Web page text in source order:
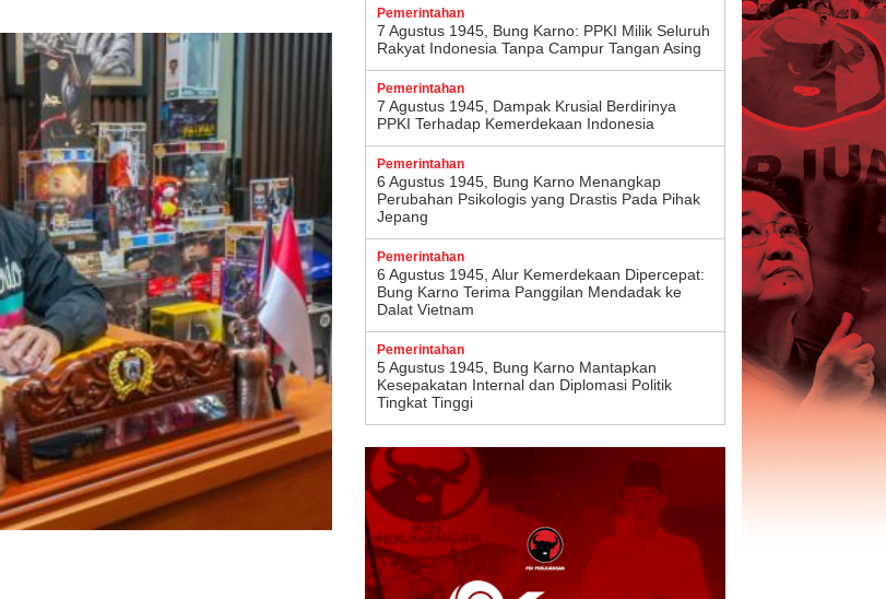
Pemerintahan
7 Agustus 1945, Bung Karno: PPKI Milik Seluruh
Rakyat Indonesia Tanpa Campur Tangan Asing
Pemerintahan
7 Agustus 1945, Dampak Krusial Berdirinya
PPKI Terhadap Kemerdekaan Indonesia
Pemerintahan
6 Agustus 1945, Bung Karno Menangkap
Perubahan Psikologis yang Drastis Pada Pihak
Jepang
Pemerintahan
6 Agustus 1945, Alur Kemerdekaan Dipercepat:
Bung Karno Terima Panggilan Mendadak ke
Dalat Vietnam
Pemerintahan
5 Agustus 1945, Bung Karno Mantapkan
Kesepakatan Internal dan Diplomasi Politik
Tingkat Tinggi